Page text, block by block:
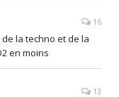
16
la techno et de la
en moins
13